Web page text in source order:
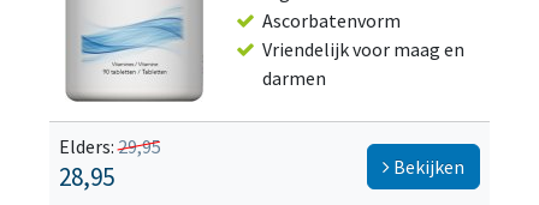
Ascorbatenvorm
Vriendelijk voor maag en
darmen
Elders:29,95
28,95 Bekijken